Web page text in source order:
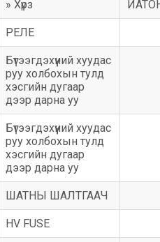
» Хүрз
РЕЛЕ
Бүтээгдэхүүний хуудас
руу холбохын тулд
хэсгийн дугаар
дээр дарна уу
Бүтээгдэхүүний хуудас
руу холбохын тулд
хэсгийн дугаар
дээр дарна уу
ШАТНЫ ШАЛТГААЧ
HV FUSE